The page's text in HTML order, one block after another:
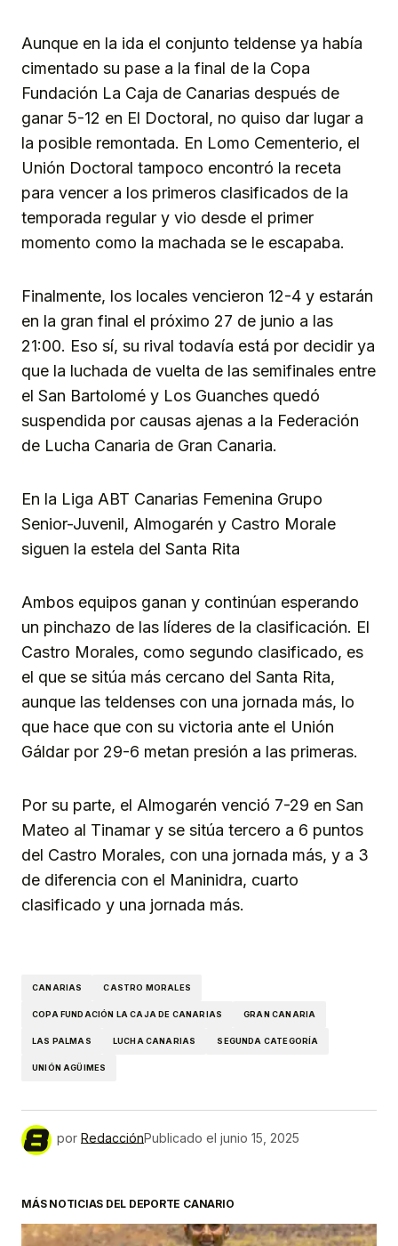
Aunque en la ida el conjunto teldense ya había
cimentado su pase a la final de la Copa
Fundación La Caja de Canarias después de
ganar 5-12 en El Doctoral, no quiso dar lugar a
la posible remontada. En Lomo Cementerio, el
Unión Doctoral tampoco encontró la receta
para vencer a los primeros clasificados de la
temporada regular y vio desde el primer
momento como la machada se le escapaba.
Finalmente, los locales vencieron 12-4 y estarán
en la gran final el próximo 27 de junio a las
21:00. Eso sí, su rival todavía está por decidir ya
que la luchada de vuelta de las semifinales entre
el San Bartolomé y Los Guanches quedó
suspendida por causas ajenas a la Federación
de Lucha Canaria de Gran Canaria.
En la Liga ABT Canarias Femenina Grupo
Senior-Juvenil, Almogarén y Castro Morale
siguen la estela del Santa Rita
Ambos equipos ganan y continúan esperando
un pinchazo de las líderes de la clasificación. El
Castro Morales, como segundo clasificado, es
el que se sitúa más cercano del Santa Rita,
aunque las teldenses con una jornada más, lo
que hace que con su victoria ante el Unión
Gáldar por 29-6 metan presión a las primeras.
Por su parte, el Almogarén venció 7-29 en San
Mateo al Tinamar y se sitúa tercero a 6 puntos
del Castro Morales, con una jornada más, y a 3
de diferencia con el Maninidra, cuarto
clasificado y una jornada más.
CANARIAS CASTRO MORALES
COPA FUNDACIÓN LA CAJA DE CANARIAS GRAN CANARIA
LAS PALMAS LUCHA CANARIAS SEGUNDA CATEGORÍA
UNIÓN AGÜIMES
por RedacciónPublicado el junio 15, 2025
MÁS NOTICIAS DEL DEPORTE CANARIO